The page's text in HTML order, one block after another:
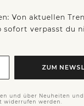
Von aktuellen
sofort verpasst du
ZUM
und über Neuheiten
widerrufen werden.